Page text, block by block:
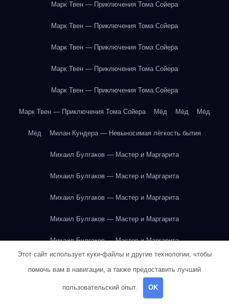
Марк Твен — Приключения Тома Сойера
Марк Твен — Приключения Тома Сойера
Марк Твен — Приключения Тома Сойера
Марк Твен — Приключения Тома Сойера
Марк Твен — Приключения Тома Сойера
Марк Твен — Приключения Тома Сойера Мёд Мёд Мёд
Мёд Милан Кундера — Невыносимая лёгкость бытия
Михаил Булгаков — Мастер и Маргарита
Михаил Булгаков — Мастер и Маргарита
Михаил Булгаков — Мастер и Маргарита
Михаил Булгаков — Мастер и Маргарита
Михаил Булгаков — Мастер и Маргарита
Михаил Булгаков — Мастер и Маргарита
Этот сайт использует куки-файлы и другие технологии, чтобы
помочь вам в навигации, а также предоставить лучший
пользовательский опыт. OK